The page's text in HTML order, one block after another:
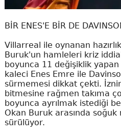
BİR ENES'E BİR DE
Villarreal ile oynanan
Buruk'un hamleleri kriz
boyunca 11 değişiklik
kaleci Enes Emre ile
sürmemesi dikkat çekti.
bitmesine rağmen takıma
boyunca ayrılmak istediği
Okan Buruk arasında
sürülüyor.